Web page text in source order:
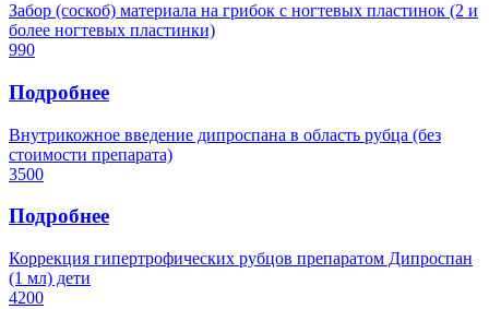
Забор (соскоб) материала на грибок с ногтевых пластинок (2 и
более ногтевых пластинки)
990
Подробнее
Внутрикожное введение дипроспана в область рубца (без
стоимости препарата)
3500
Подробнее
Коррекция гипертрофических рубцов препаратом Дипроспан
(1 мл) дети
4200